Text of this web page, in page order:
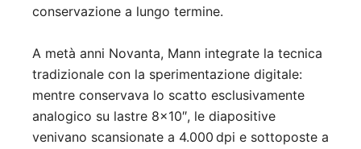
conservazione a lungo termine.
A metà anni Novanta, Mann integrate la tecnica
tradizionale con la sperimentazione digitale:
mentre conservava lo scatto esclusivamente
analogico su lastre 8×10″, le diapositive
venivano scansionate a 4.000 dpi e sottoposte a